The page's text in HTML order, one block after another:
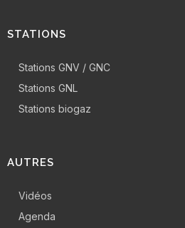
STATIONS
Stations GNV / GNC
Stations GNL
Stations biogaz
AUTRES
Vidéos
Agenda